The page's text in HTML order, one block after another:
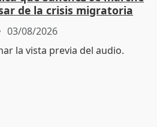
de la crisis migratoria
03/08/2026